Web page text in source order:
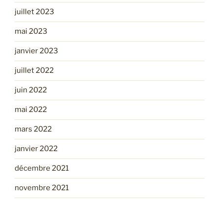
juillet 2023
mai 2023
janvier 2023
juillet 2022
juin 2022
mai 2022
mars 2022
janvier 2022
décembre 2021
novembre 2021